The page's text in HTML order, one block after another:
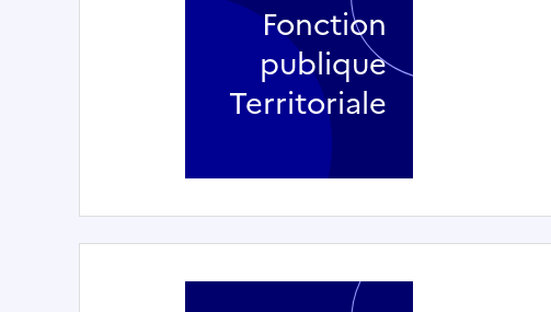
Fonction
publique
Territoriale